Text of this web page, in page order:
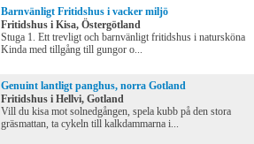
Barnvänligt Fritidshus i vacker miljö
Fritidshus i Kisa, Östergötland
Stuga 1. Ett trevligt och barnvänligt fritidshus i natursköna
Kinda med tillgång till gungor o...
Genuint lantligt panghus, norra Gotland
Fritidshus i Hellvi, Gotland
Vill du kisa mot solnedgången, spela kubb på den stora
gräsmattan, ta cykeln till kalkdammarna i...